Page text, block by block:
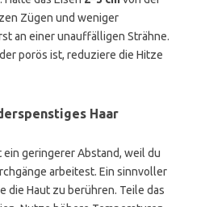
Zügen und weniger
an einer unauffälligen Strähne.
porös ist, reduziere die Hitze
Haar
ein geringerer Abstand, weil du
arbeitest. Ein sinnvoller
die Haut zu berühren. Teile das